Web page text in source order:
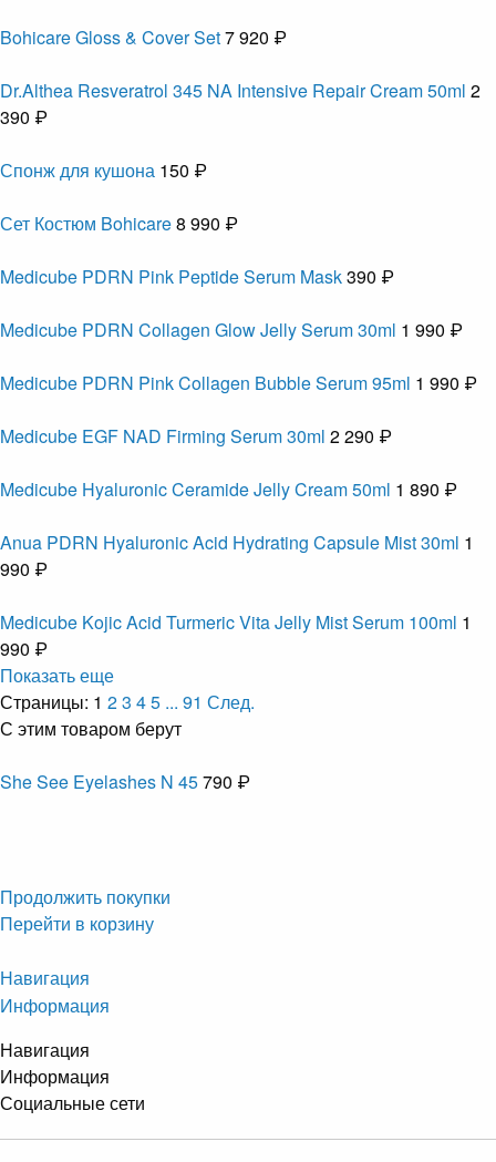
Bohicare Gloss & Cover Set7 920 ₽
Dr.Althea Resveratrol 345 NA Intensive Repair Cream 50ml 2
390 ₽
Спонж для кушона 150 ₽
Сет Костюм Bohicare8 990 ₽
Medicube PDRN Pink Peptide Serum Mask390 ₽
Medicube PDRN Collagen Glow Jelly Serum 30ml 1 990 ₽
Medicube PDRN Pink Collagen Bubble Serum 95ml 1 990 ₽
Medicube EGF NAD Firming Serum 30ml 2 290 ₽
Medicube Hyaluronic Ceramide Jelly Cream 50ml 1 890 ₽
Anua PDRN Hyaluronic Acid Hydrating Capsule Mist 30ml 1
990 ₽
Medicube Kojic Acid Turmeric Vita Jelly Mist Serum 100ml 1
990 ₽
Показать еще
Страницы: 1 23 45 ... 91 След.
С этим товаром берут
She See Eyelashes N 45790 ₽
Продолжить покупки
Перейти в корзину
Навигация
Информация
Навигация
Информация
Социальные сети